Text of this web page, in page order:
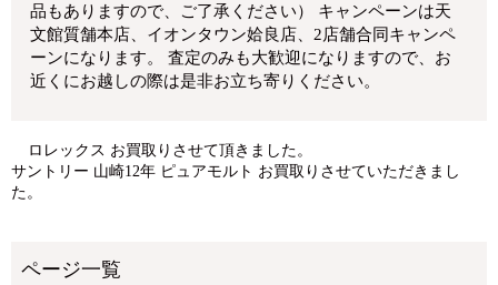
品もありますので、ご了承ください） キャンペーンは天
文館質舗本店、イオンタウン姶良店、2店舗合同キャンペ
ーンになります。 査定のみも大歓迎になりますので、お
近くにお越しの際は是非お立ち寄りください。
ロレックス お買取りさせて頂きました。
サントリー 山崎12年 ピュアモルト お買取りさせていただきまし
た。